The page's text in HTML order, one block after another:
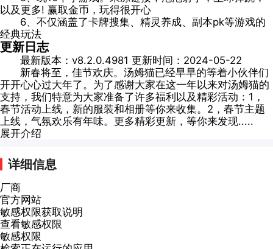
以及更多! 赢取金币，玩得很开心
6、不仅涵盖了卡牌搜集、精灵养成、副本pk等游戏的
经典玩法
更新日志
最新版本：v8.2.0.4981 更新时间：2024-05-22
新春将至，佳节欢庆。汤姆猫已经早早的等着小伙伴们
开开心心过大年了。为了感谢大家在这一年以来对汤姆猫的
支持，我们特意为大家准备了许多福利以及精彩活动：1，
春节活动上线，新的服装和相册等你来收集。2，春节主题
上线，气氛欢乐有年味。更多精彩更新，等你来发现.....
展开介绍
详细信息
厂商
官方网站
敏感权限获取说明
查看敏感权限
敏感权限